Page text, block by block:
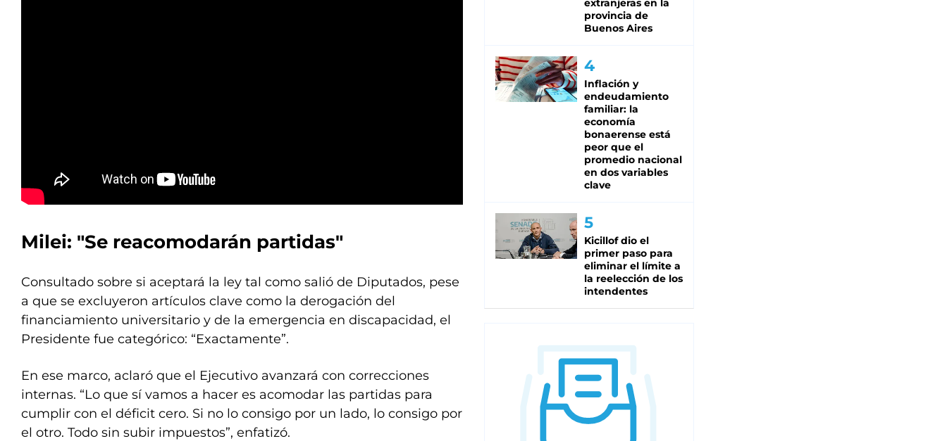
Milei: "Se reacomodarán partidas"
Consultado sobre si aceptará la ley tal como salió de Diputados, pese
a que se excluyeron artículos clave como la derogación del
financiamiento universitario y de la emergencia en discapacidad, el
Presidente fue categórico: “Exactamente”.
En ese marco, aclaró que el Ejecutivo avanzará con correcciones
internas. “Lo que sí vamos a hacer es acomodar las partidas para
cumplir con el déficit cero. Si no lo consigo por un lado, lo consigo por
el otro. Todo sin subir impuestos”, enfatizó.
extranjeras en la
provincia de
Buenos Aires
Inflación y
endeudamiento
familiar: la
economía
bonaerense está
peor que el
promedio nacional
en dos variables
clave
Kicillof dio el
primer paso para
eliminar el límite a
la reelección de los
intendentes